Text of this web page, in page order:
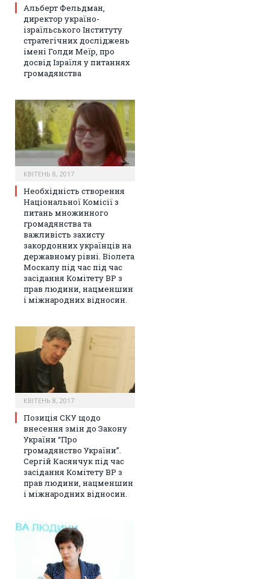
Альберт Фельдман,
директор україно-
ізраїльського Інституту
стратегічних досліджень
імені Голди Меїр, про
досвід Ізраїля у питаннях
громадянства
КВІТЕНЬ 8, 2017
Необхідність створення
Національної Комісії з
питань множинного
громадянства та
важливість захисту
закордонних українців на
державному рівні. Віолета
Москалу під час під час
засідання Комітету ВР з
прав людини, нацменшин
і міжнародних відносин.
КВІТЕНЬ 8, 2017
Позиція СКУ щодо
внесення змін до Закону
України “Про
громадянство України”.
Сергій Касянчук під час
засідання Комітету ВР з
прав людини, нацменшин
і міжнародних відносин.